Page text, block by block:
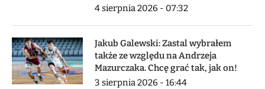
4 sierpnia 2026 - 07:32
Jakub Galewski: Zastal wybrałem
także ze względu na Andrzeja
Mazurczaka. Chcę grać tak, jak on!
3 sierpnia 2026 - 16:44